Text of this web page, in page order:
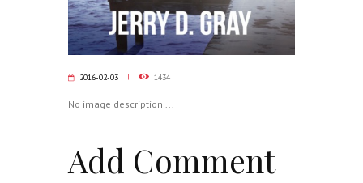
2016-02-03 1434
No image description ...
Add Comment